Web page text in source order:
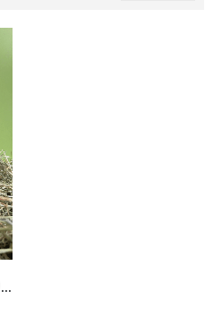
LOVOR LIST, čaj 50 gr.